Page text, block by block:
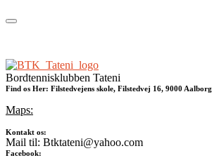
Bordtennisklubben Tateni
Find os Her: Filstedvejens skole, Filstedvej 16, 9000 Aalborg
Maps:
Kontakt os:
Mail til: Btktateni@yahoo.com
Facebook: